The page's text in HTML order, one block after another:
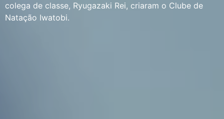
colega de classe, Ryugazaki Rei, criaram o Clube de
Natação Iwatobi.